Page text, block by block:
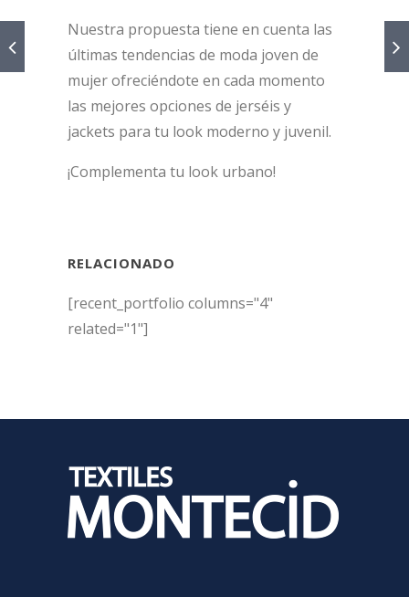
Nuestra propuesta tiene en cuenta las
últimas tendencias de moda joven de
mujer ofreciéndote en cada momento
las mejores opciones de jerséis y
jackets para tu look moderno y juvenil.
¡Complementa tu look urbano!
RELACIONADO
[recent_portfolio columns="4"
related="1"]